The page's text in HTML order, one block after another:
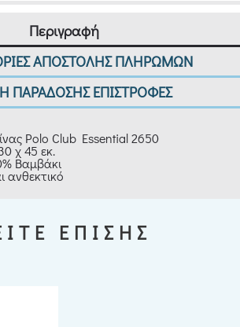
Περιγραφή
ΑΠΟΣΤΟΛΗΣ ΠΛΗΡΩΜΩΝ
ΠΑΡΑΔΟΣΗΣ ΕΠΙΣΤΡΟΦΕΣ
Polo Club Essential 2650
χ 45 εκ.
Βαμβάκι
ανθεκτικό
ΕΠΙΣΗΣ